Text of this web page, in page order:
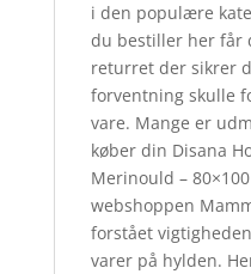
i den populære
du bestiller her får
returret der sikrer
forventning skulle
vare. Mange er
køber din Disana
Merinould –
webshoppen
forstået
varer på hylden.